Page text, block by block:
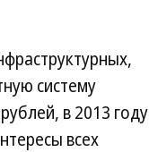
систему
в 2013 году
всех